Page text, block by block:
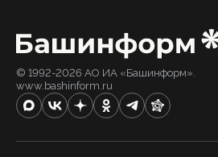
© 1992-2026 АО ИА «Башинформ».
www.bashinform.ru